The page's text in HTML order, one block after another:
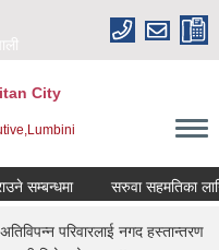
City
सम्बन्धमा सरुवा सहमतिका
परिवारलाई नगद हस्तान्तरण